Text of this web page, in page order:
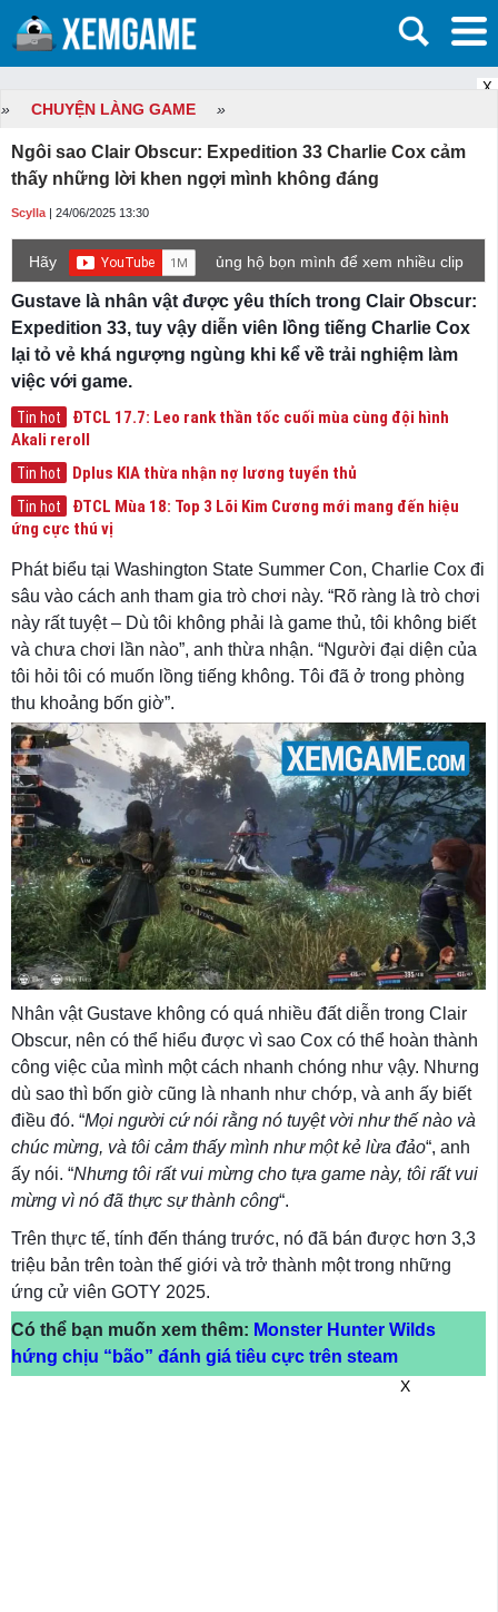
X
» CHUYỆN LÀNG GAME »
Ngôi sao Clair Obscur: Expedition 33 Charlie Cox cảm
thấy những lời khen ngợi mình không đáng
Scylla | 24/06/2025 13:30
Hãy
ủng hộ bọn mình để xem nhiều clip
game mới hơn nhé!
Gustave là nhân vật được yêu thích trong Clair Obscur:
Expedition 33, tuy vậy diễn viên lồng tiếng Charlie Cox
lại tỏ vẻ khá ngượng ngùng khi kể về trải nghiệm làm
việc với game.
Tin hot
ĐTCL 17.7: Leo rank thần tốc cuối mùa cùng đội hình
Akali reroll
Tin hot Dplus KIA thừa nhận nợ lương tuyển thủ
Tin hot
ĐTCL Mùa 18: Top 3 Lõi Kim Cương mới mang đến hiệu
ứng cực thú vị
Phát biểu tại Washington State Summer Con, Charlie Cox đi
sâu vào cách anh tham gia trò chơi này. “Rõ ràng là trò chơi
này rất tuyệt – Dù tôi không phải là game thủ, tôi không biết
và chưa chơi lần nào”, anh thừa nhận. “Người đại diện của
tôi hỏi tôi có muốn lồng tiếng không. Tôi đã ở trong phòng
thu khoảng bốn giờ”.
Nhân vật Gustave không có quá nhiều đất diễn trong Clair
Obscur, nên có thể hiểu được vì sao Cox có thể hoàn thành
công việc của mình một cách nhanh chóng như vậy. Nhưng
dù sao thì bốn giờ cũng là nhanh như chớp, và anh ấy biết
điều đó. “Mọi người cứ nói rằng nó tuyệt vời như thế nào và
chúc mừng, và tôi cảm thấy mình như một kẻ lừa đảo“, anh
ấy nói. “Nhưng tôi rất vui mừng cho tựa game này, tôi rất vui
mừng vì nó đã thực sự thành công“.
Trên thực tế, tính đến tháng trước, nó đã bán được hơn 3,3
triệu bản trên toàn thế giới và trở thành một trong những
ứng cử viên GOTY 2025.
Có thể bạn muốn xem thêm: Monster Hunter Wilds
hứng chịu “bão” đánh giá tiêu cực trên steam
X